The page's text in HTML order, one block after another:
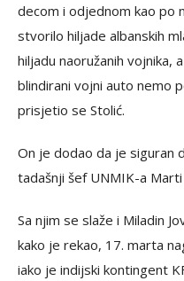
decom i odjednom kao po
stvorilo hiljade albanskih
hiljadu naoružanih vojnika,
blindirani vojni auto nemo
prisjetio se Stolić.
On je dodao da je siguran
tadašnji šef UNMIK-a Marti
Sa njim se slaže i Miladin
kako je rekao, 17. marta
iako je indijski kontingent